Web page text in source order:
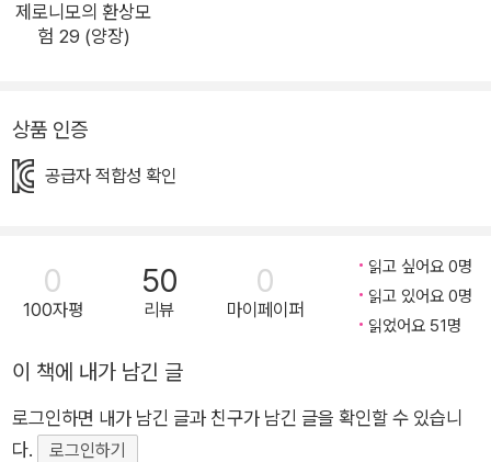
가득한 그림은 어린이 독자들에게 실제 판타지 세계에서 제로니
모와 함께 모험하는 것 같은 생생함을 전달한다. 또한 인물의 감
기지만 결코 지루하지 않은 색다른 책 읽기의 세계로 안내할 것이
다. 고귀한 황금과도 같은 우정의 힘을 모아! 《판타지 제국을 구
비밀의 섬’으로 모험을 떠난다. 제로니모와 알리나 공주의 ‘왕관
원정대’는 발걸음을 내딛는 여정마다 엄청난 난관에 맞닥뜨리지
만 오히려 특별한 친구들을 하나둘 얻게 되면서 더욱 강해져 간
다. 그리고 그 친구들에 대한 믿음과 진정 어린 우정 덕분에 일곱
포기하고 싶은 순간순간마다 주저앉지 않고 앞으로 나아갈 수 있
는 힘, 간절하게 원하던 바를 마침내 이루어 내게 하는 원동력은
제로니모의 환상모
험 29 (양장)
상품 인증
공급자 적합성 확인
0
100자평
50
리뷰
0
마이페이퍼
읽고 싶어요 0명
읽고 있어요 0명
읽었어요 51명
이 책에 내가 남긴 글
로그인하면 내가 남긴 글과 친구가 남긴 글을 확인할 수 있습니
다.
로그인하기